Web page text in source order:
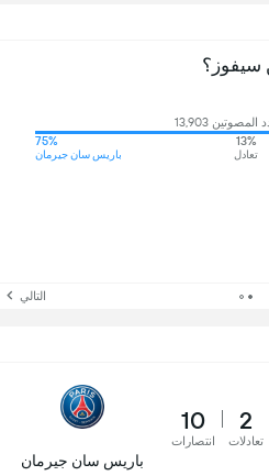
سيفوز؟
13,903
13%
تعادل
75%
باريس سان جيرمان
التالي
2
تعادلات
10
انتصارات
باريس سان جيرمان